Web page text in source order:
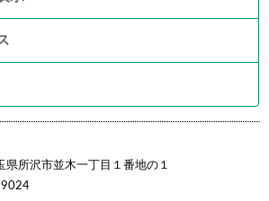
所沢市並木一丁目１番地の１
9024